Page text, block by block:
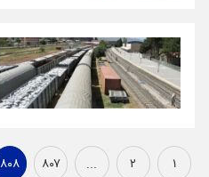
۱ ۲ ... ۸۰۷ ۸۰۸